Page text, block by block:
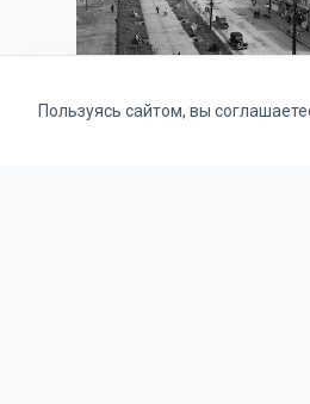
Пользуясь сайтом, вы